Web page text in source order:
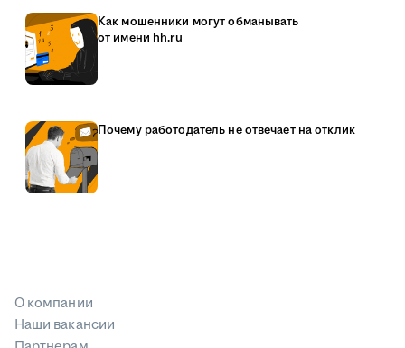
Как мошенники могут обманывать
от имени hh.ru
Почему работодатель не отвечает на отклик
О компании
Наши вакансии